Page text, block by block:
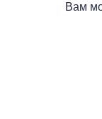
Вам